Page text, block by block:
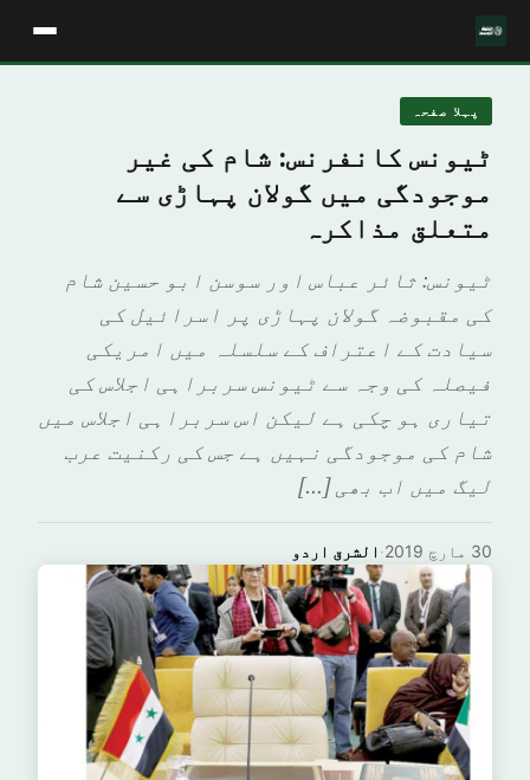
پہلا صفحہ
ٹیونس کانفرنس: شام کی غیر
موجودگی میں گولان پہاڑی سے
متعلق مذاکرہ
ٹیونس: ثائر عباس اور سوسن ابو حسین شام
کی مقبوضہ گولان پہاڑی پر اسرائیل کی
سیادت کے اعتراف کے سلسلہ میں امریکی
فیصلہ کی وجہ سے ٹیونس سربراہی اجلاس کی
تیاری ہو چکی ہے لیکن اس سربراہی اجلاس میں
شام کی موجودگی نہیں ہے جس کی رکنیت عرب
لیگ میں اب بھی […]
الشرق اردو · 30 مارچ 2019